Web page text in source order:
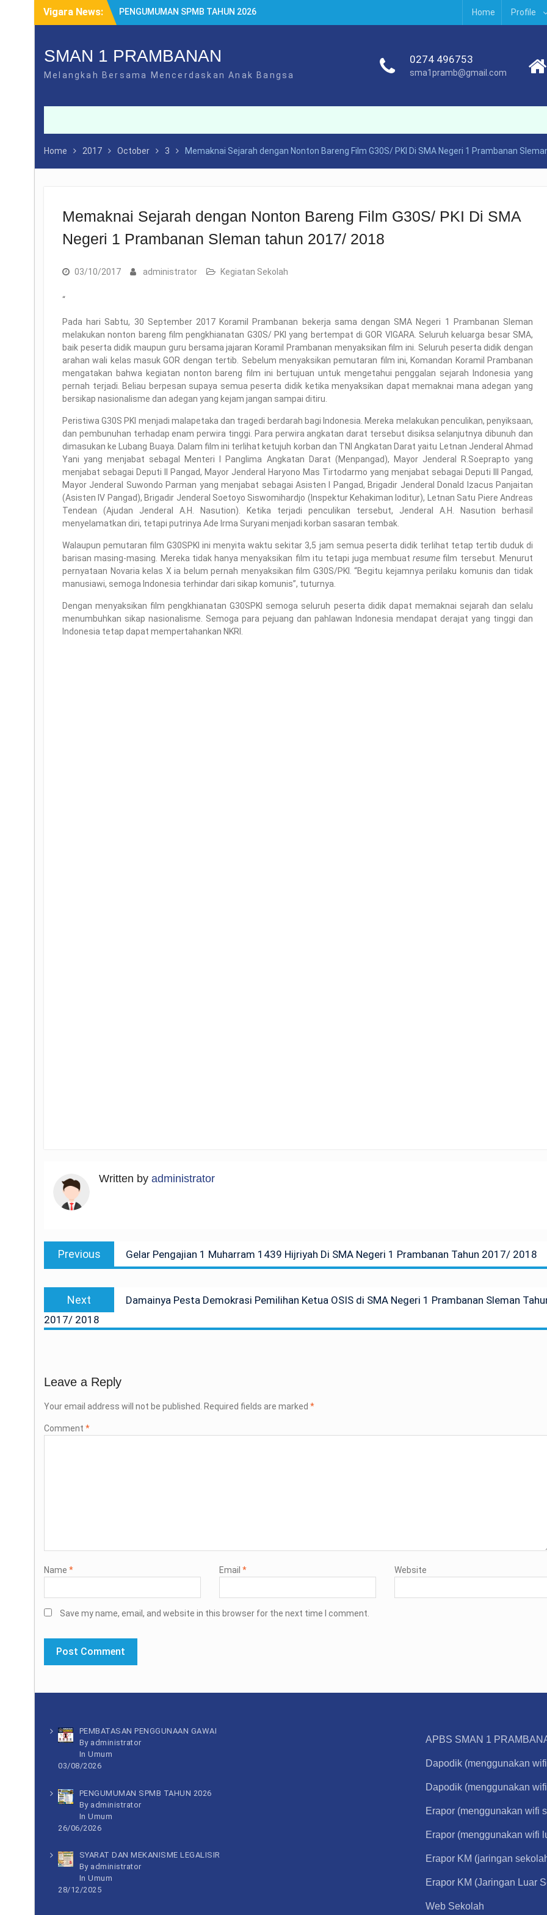
Vigara News:
PENGUMUMAN SPMB TAHUN 2026
SYARAT DAN MEKANISME LEGALISIR
DAFTAR ULANG SPMB 2025
PEMBATASAN PENGGUNAAN GAWAI
Home Profile
SMAN 1 PRAMBANAN
Melangkah Bersama Mencerdaskan Anak Bangsa
0274 496753
sma1pramb@gmail.com
Home 2017 October 3 Memaknai Sejarah dengan Nonton Bareng Film G30S/ PKI Di SMA Negeri 1 Prambanan
Memaknai Sejarah dengan Nonton Bareng Film G30S/ PKI Di SMA
Negeri 1 Prambanan Sleman tahun 2017/ 2018
03/10/2017 administrator Kegiatan Sekolah
“
Pada hari Sabtu, 30 September 2017 Koramil Prambanan bekerja sama dengan SMA Negeri 1 Prambanan Sleman
melakukan nonton bareng film pengkhianatan G30S/ PKI yang bertempat di GOR VIGARA. Seluruh keluarga besar SMA,
baik peserta didik maupun guru bersama jajaran Koramil Prambanan menyaksikan film ini. Seluruh peserta didik dengan
arahan wali kelas masuk GOR dengan tertib. Sebelum menyaksikan pemutaran film ini, Komandan Koramil Prambanan
mengatakan bahwa kegiatan nonton bareng film ini bertujuan untuk mengetahui penggalan sejarah Indonesia yang
pernah terjadi. Beliau berpesan supaya semua peserta didik ketika menyaksikan dapat memaknai mana adegan yang
bersikap nasionalisme dan adegan yang kejam jangan sampai ditiru.
Peristiwa G30S PKI menjadi malapetaka dan tragedi berdarah bagi Indonesia. Mereka melakukan penculikan, penyiksaan,
dan pembunuhan terhadap enam perwira tinggi. Para perwira angkatan darat tersebut disiksa selanjutnya dibunuh dan
dimasukan ke Lubang Buaya. Dalam film ini terlihat ketujuh korban dan TNI Angkatan Darat yaitu Letnan Jenderal Ahmad
Yani yang menjabat sebagal Menteri I Panglima Angkatan Darat (Menpangad), Mayor Jenderal R.Soeprapto yang
menjabat sebagai Deputi II Pangad, Mayor Jenderal Haryono Mas Tirtodarmo yang menjabat sebagai Deputi Ill Pangad,
Mayor Jenderal Suwondo Parman yang menjabat sebagai Asisten I Pangad, Brigadir Jenderal Donald Izacus Panjaitan
(Asisten IV Pangad), Brigadir Jenderal Soetoyo Siswomihardjo (lnspektur Kehakiman loditur), Letnan Satu Piere Andreas
Tendean (Ajudan Jenderal A.H. Nasution). Ketika terjadi penculikan tersebut, Jenderal A.H. Nasution berhasil
menyelamatkan diri, tetapi putrinya Ade Irma Suryani menjadi korban sasaran tembak.
Walaupun pemutaran film G30SPKI ini menyita waktu sekitar 3,5 jam semua peserta didik terlihat tetap tertib duduk di
barisan masing-masing. Mereka tidak hanya menyaksikan film itu tetapi juga membuatresume film tersebut. Menurut
pernyataan Novaria kelas X ia belum pernah menyaksikan film G30S/PKI. “Begitu kejamnya perilaku komunis dan tidak
manusiawi, semoga Indonesia terhindar dari sikap komunis”, tuturnya.
Dengan menyaksikan film pengkhianatan G30SPKI semoga seluruh peserta didik dapat memaknai sejarah dan selalu
menumbuhkan sikap nasionalisme. Semoga para pejuang dan pahlawan Indonesia mendapat derajat yang tinggi dan
Indonesia tetap dapat mempertahankan NKRI.
Written by administrator
Post
navigation
Previous
post:
Gelar Pengajian 1 Muharram 1439 Hijriyah Di SMA Negeri 1 Prambanan Tahun 2017/ 2018
Next
post:
Damainya Pesta Demokrasi Pemilihan Ketua OSIS di SMA Negeri 1 Prambanan Sleman
2017/ 2018
Leave a Reply
Your email address will not be published. Required fields are marked *
Comment *
Name * Email * Website
Save my name, email, and website in this browser for the next time I comment.
PEMBATASAN PENGGUNAAN GAWAI
By administrator
InUmum
03/08/2026
PENGUMUMAN SPMB TAHUN 2026
By administrator
InUmum
26/06/2026
SYARAT DAN MEKANISME LEGALISIR
By administrator
InUmum
28/12/2025
APBS SMAN 1
Dapodik (menggunakan
Dapodik (menggunakan
Erapor (menggunakan wifi
Erapor (menggunakan wifi
Erapor KM (jaringan
Erapor KM (Jaringan Luar
Web Sekolah